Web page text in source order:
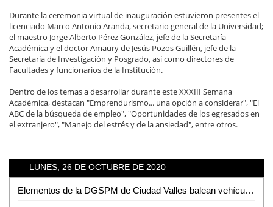
Durante la ceremonia virtual de inauguración estuvieron presentes el
licenciado Marco Antonio Aranda, secretario general de la Universidad;
el maestro Jorge Alberto Pérez González, jefe de la Secretaría
Académica y el doctor Amaury de Jesús Pozos Guillén, jefe de la
Secretaría de Investigación y Posgrado, así como directores de
Facultades y funcionarios de la Institución.
Dentro de los temas a desarrollar durante este XXXIII Semana
Académica, destacan "Emprendurismo... una opción a considerar", "El
ABC de la búsqueda de empleo", "Oportunidades de los egresados en
el extranjero", "Manejo del estrés y de la ansiedad", entre otros.
LUNES, 26 DE OCTUBRE DE 2020
Elementos de la DGSPM de Ciudad Valles balean vehículo en la colonia Solidaridad